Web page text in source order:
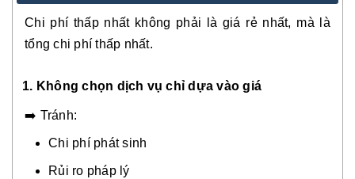
Chi phí thấp nhất không phải là giá rẻ nhất, mà là
tổng chi phí thấp nhất.
1. Không chọn dịch vụ chỉ dựa vào giá
➡️ Tránh:
Chi phí phát sinh
Rủi ro pháp lý